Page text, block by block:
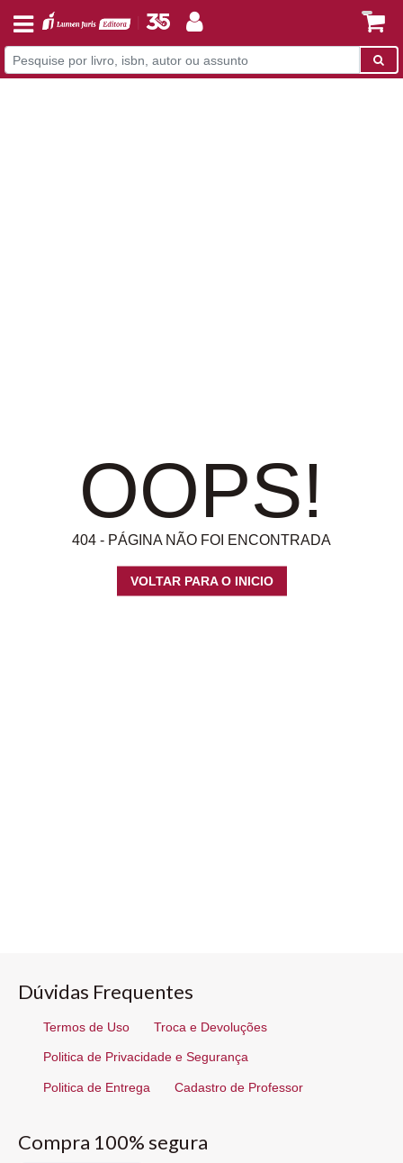
OOPS!
404 - PÁGINA NÃO FOI ENCONTRADA
VOLTAR PARA O INICIO
Dúvidas Frequentes
Termos de Uso Troca e Devoluções
Politica de Privacidade e Segurança
Politica de Entrega Cadastro de Professor
Compra 100% segura